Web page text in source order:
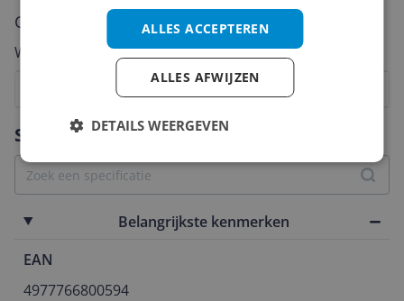
Specificaties
Belangrijkste kenmerken
EAN
4977766800594
Cijfer
Welk cijfer geef jij dit product?
8
Vraag 1 van 4
ALLES ACCEPTEREN
ALLES AFWIJZEN
DETAILS WEERGEVEN